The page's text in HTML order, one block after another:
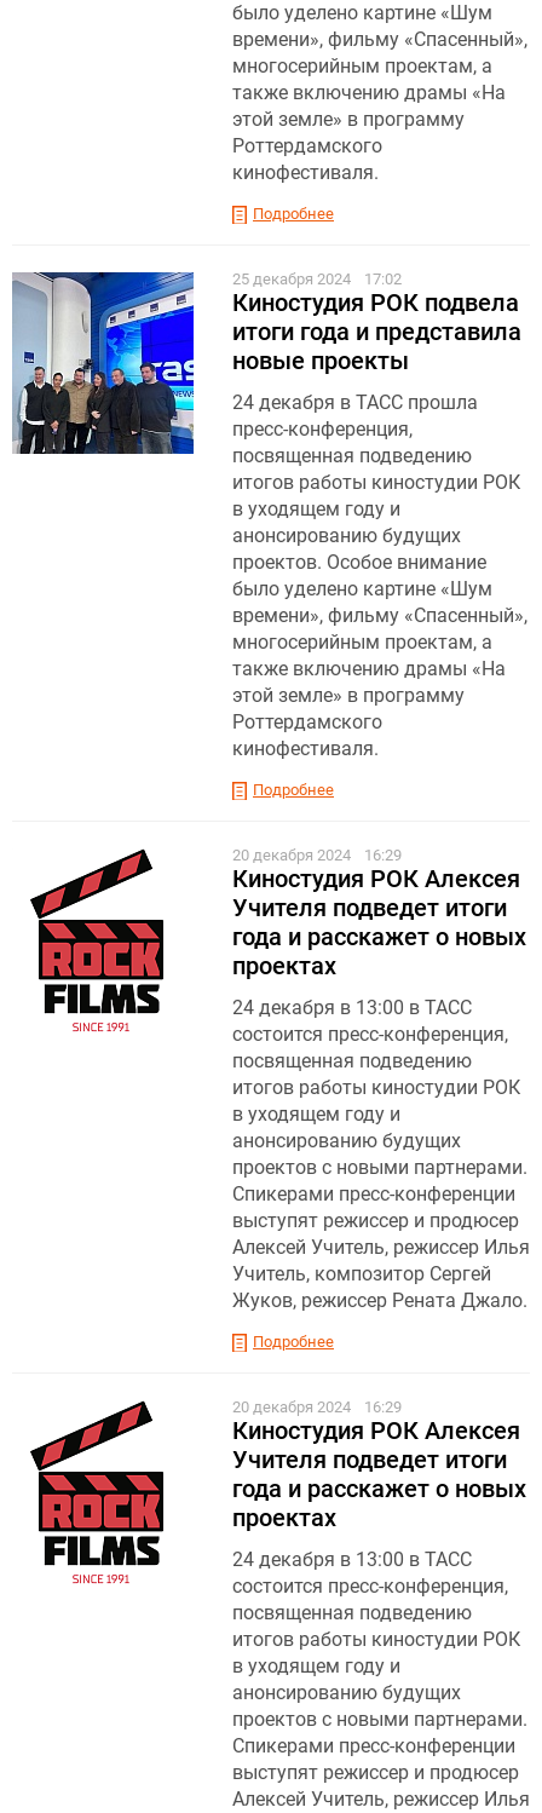
было уделено картине «Шум
времени», фильму «Спасенный»,
многосерийным проектам, а
также включению драмы «На
этой земле» в программу
Роттердамского
кинофестиваля.
Подробнее
25 декабря 2024 17:02
Киностудия РОК подвела
итоги года и представила
новые проекты
24 декабря в ТАСС прошла
пресс-конференция,
посвященная подведению
итогов работы киностудии РОК
в уходящем году и
анонсированию будущих
проектов. Особое внимание
было уделено картине «Шум
времени», фильму «Спасенный»,
многосерийным проектам, а
также включению драмы «На
этой земле» в программу
Роттердамского
кинофестиваля.
Подробнее
20 декабря 2024 16:29
Киностудия РОК Алексея
Учителя подведет итоги
года и расскажет о новых
проектах
24 декабря в 13:00 в ТАСС
состоится пресс-конференция,
посвященная подведению
итогов работы киностудии РОК
в уходящем году и
анонсированию будущих
проектов с новыми партнерами.
Спикерами пресс-конференции
выступят режиссер и продюсер
Алексей Учитель, режиссер Илья
Учитель, композитор Сергей
Жуков, режиссер Рената Джало.
Подробнее
20 декабря 2024 16:29
Киностудия РОК Алексея
Учителя подведет итоги
года и расскажет о новых
проектах
24 декабря в 13:00 в ТАСС
состоится пресс-конференция,
посвященная подведению
итогов работы киностудии РОК
в уходящем году и
анонсированию будущих
проектов с новыми партнерами.
Спикерами пресс-конференции
выступят режиссер и продюсер
Алексей Учитель, режиссер Илья